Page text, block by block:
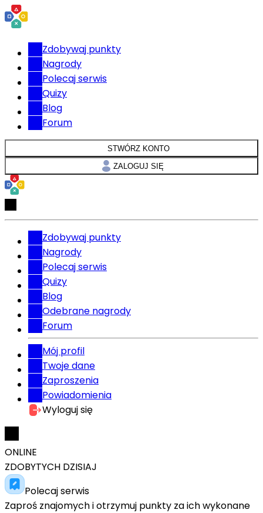
Zdobywaj punkty
Nagrody
Polecaj serwis
Quizy
Blog
Forum
STWÓRZ KONTO
ZALOGUJ SIĘ
Zdobywaj punkty
Nagrody
Polecaj serwis
Quizy
Blog
Odebrane nagrody
Forum
Mój profil
Twoje dane
Zaproszenia
Powiadomienia
Wyloguj się
ONLINE
ZDOBYTYCH DZISIAJ
Polecaj serwis
Zaproś znajomych i otrzymuj punkty za ich wykonane